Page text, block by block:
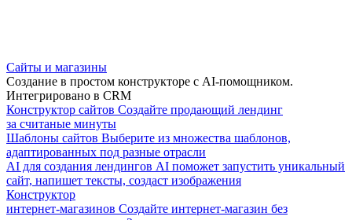
Сайты и магазины
Создание в простом конструкторе с AI-помощником.
Интегрировано в CRM
Конструктор сайтов Создайте продающий лендинг
за считаные минуты
Шаблоны сайтов Выберите из множества шаблонов,
адаптированных под разные отрасли
AI для создания лендингов AI поможет запустить уникальный
сайт, напишет тексты, создаст изображения
Конструктор
интернет-магазинов Создайте интернет-магазин без